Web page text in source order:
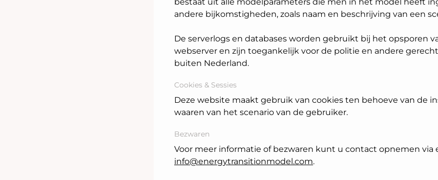
andere bijkomstigheden, zoals naam en beschrijving van een
De serverlogs en databases worden gebruikt bij het opsporen
webserver en zijn toegankelijk voor de politie en andere
buiten Nederland.
Cookies & Sessies
Deze website maakt gebruik van cookies ten behoeve van de
waaren van het scenario van de gebruiker.
Bezwaren
Voor meer informatie of bezwaren kunt u contact opnemen via
info@energytransitionmodel.com.